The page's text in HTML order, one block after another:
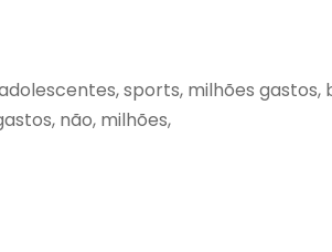
sports, milhões
não, milhões,